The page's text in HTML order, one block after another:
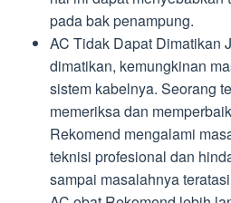
pada bak penampung.
AC Tidak Dapat Dimatikan
dimatikan, kemungkinan
sistem kabelnya. Seorang
memeriksa dan
Rekomend mengalami
teknisi profesional dan
sampai masalahnya